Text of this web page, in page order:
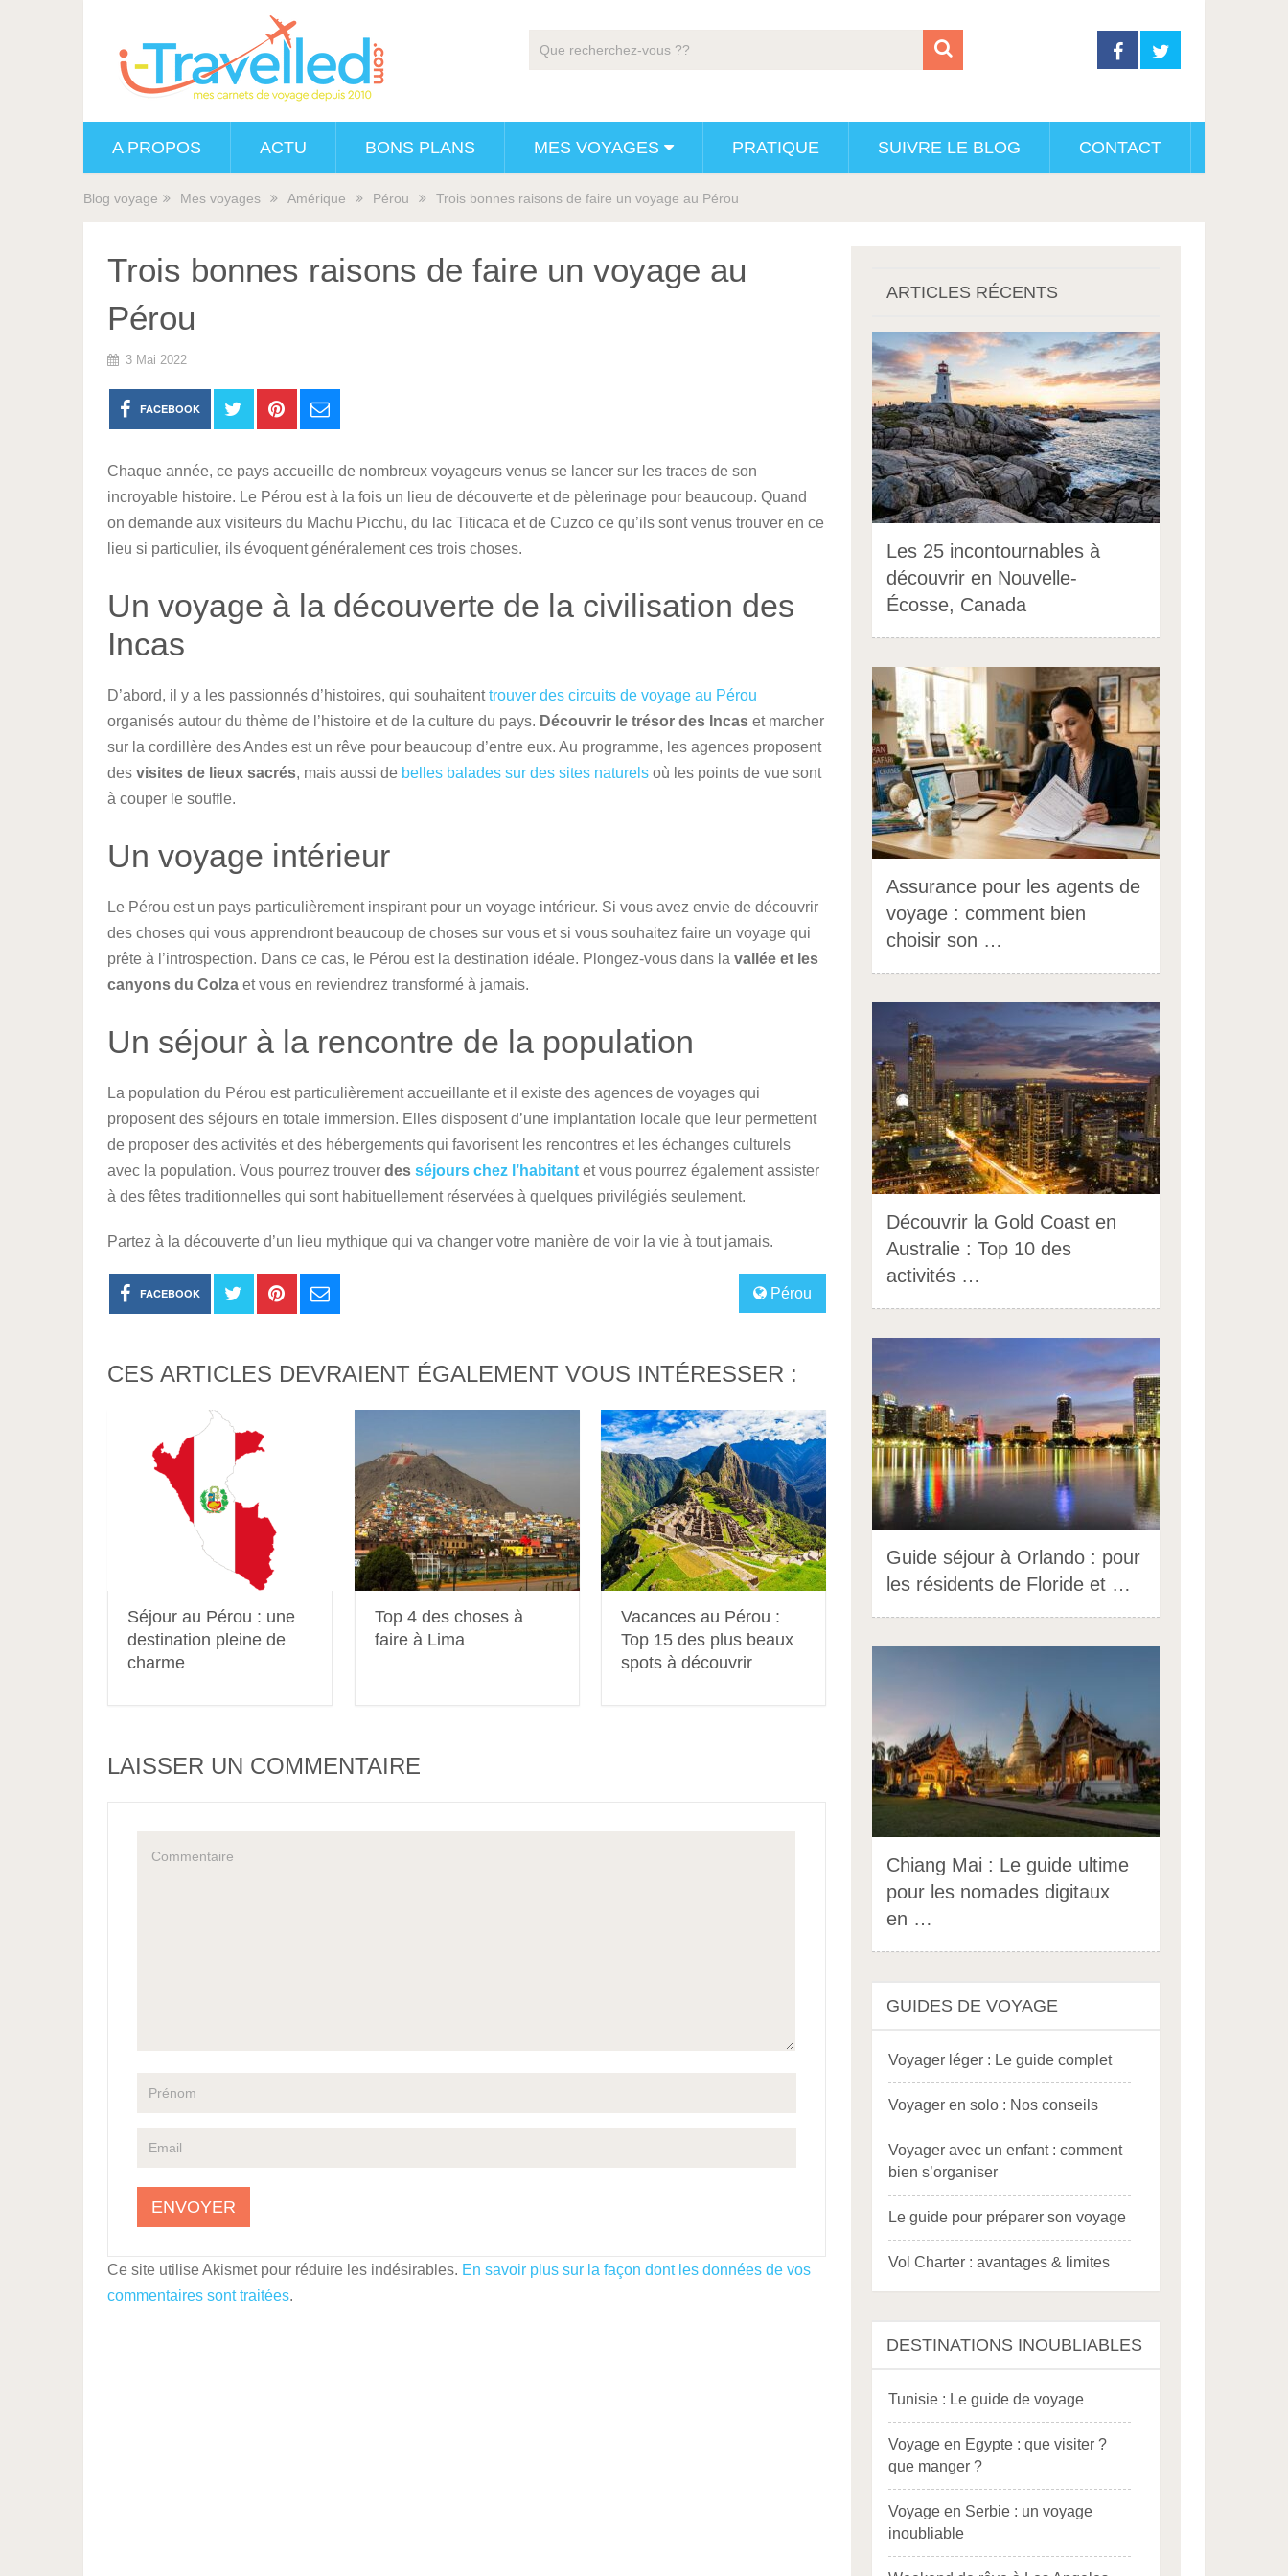
A PROPOS ACTU BONS PLANS MES VOYAGES PRATIQUE SUIVRE LE BLOG CONTACT
Blog voyage Mes voyages Amérique Pérou Trois bonnes raisons de faire un voyage au Pérou
Trois bonnes raisons de faire un voyage au
Pérou
3 Mai 2022
FACEBOOK
Chaque année, ce pays accueille de nombreux voyageurs venus se lancer sur les traces de son
incroyable histoire. Le Pérou est à la fois un lieu de découverte et de pèlerinage pour beaucoup. Quand
on demande aux visiteurs du Machu Picchu, du lac Titicaca et de Cuzco ce qu’ils sont venus trouver en ce
lieu si particulier, ils évoquent généralement ces trois choses.
Un voyage à la découverte de la civilisation des
Incas
D’abord, il y a les passionnés d’histoires, qui souhaitenttrouver des circuits de voyage au Pérou
organisés autour du thème de l’histoire et de la culture du pays. Découvrir le trésor des Incas et marcher
sur la cordillère des Andes est un rêve pour beaucoup d’entre eux. Au programme, les agences proposent
des visites de lieux sacrés, mais aussi de belles balades sur des sites naturels où les points de vue sont
à couper le souffle.
Un voyage intérieur
Le Pérou est un pays particulièrement inspirant pour un voyage intérieur. Si vous avez envie de découvrir
des choses qui vous apprendront beaucoup de choses sur vous et si vous souhaitez faire un voyage qui
prête à l’introspection. Dans ce cas, le Pérou est la destination idéale. Plongez-vous dans la vallée et les
canyons du Colza et vous en reviendrez transformé à jamais.
Un séjour à la rencontre de la population
La population du Pérou est particulièrement accueillante et il existe des agences de voyages qui
proposent des séjours en totale immersion. Elles disposent d’une implantation locale que leur permettent
de proposer des activités et des hébergements qui favorisent les rencontres et les échanges culturels
avec la population. Vous pourrez trouver des séjours chez l’habitant et vous pourrez également assister
à des fêtes traditionnelles qui sont habituellement réservées à quelques privilégiés seulement.
Partez à la découverte d’un lieu mythique qui va changer votre manière de voir la vie à tout jamais.
Pérou
FACEBOOK
CES ARTICLES DEVRAIENT ÉGALEMENT VOUS INTÉRESSER :
Séjour au Pérou : une
destination pleine de
charme
Top 4 des choses à
faire à Lima
Vacances au Pérou :
Top 15 des plus beaux
spots à découvrir
LAISSER UN COMMENTAIRE
Ce site utilise Akismet pour réduire les indésirables. En savoir plus sur la façon dont les données de vos
commentaires sont traitées.
ARTICLES RÉCENTS
Les 25 incontournables à
découvrir en Nouvelle-
Écosse, Canada
Assurance pour les agents de
voyage : comment bien
choisir son …
Découvrir la Gold Coast en
Australie : Top 10 des
activités …
Guide séjour à Orlando : pour
les résidents de Floride et …
Chiang Mai : Le guide ultime
pour les nomades digitaux
en …
GUIDES DE VOYAGE
Voyager léger : Le guide complet
Voyager en solo : Nos conseils
Voyager avec un enfant : comment
bien s’organiser
Le guide pour préparer son voyage
Vol Charter : avantages & limites
DESTINATIONS INOUBLIABLES
Tunisie : Le guide de voyage
Voyage en Egypte : que visiter ?
que manger ?
Voyage en Serbie : un voyage
inoubliable